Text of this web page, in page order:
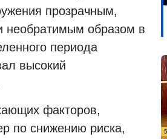
прозрачным,
необратимым образом в
периода
высокий
факторов,
по снижению риска,